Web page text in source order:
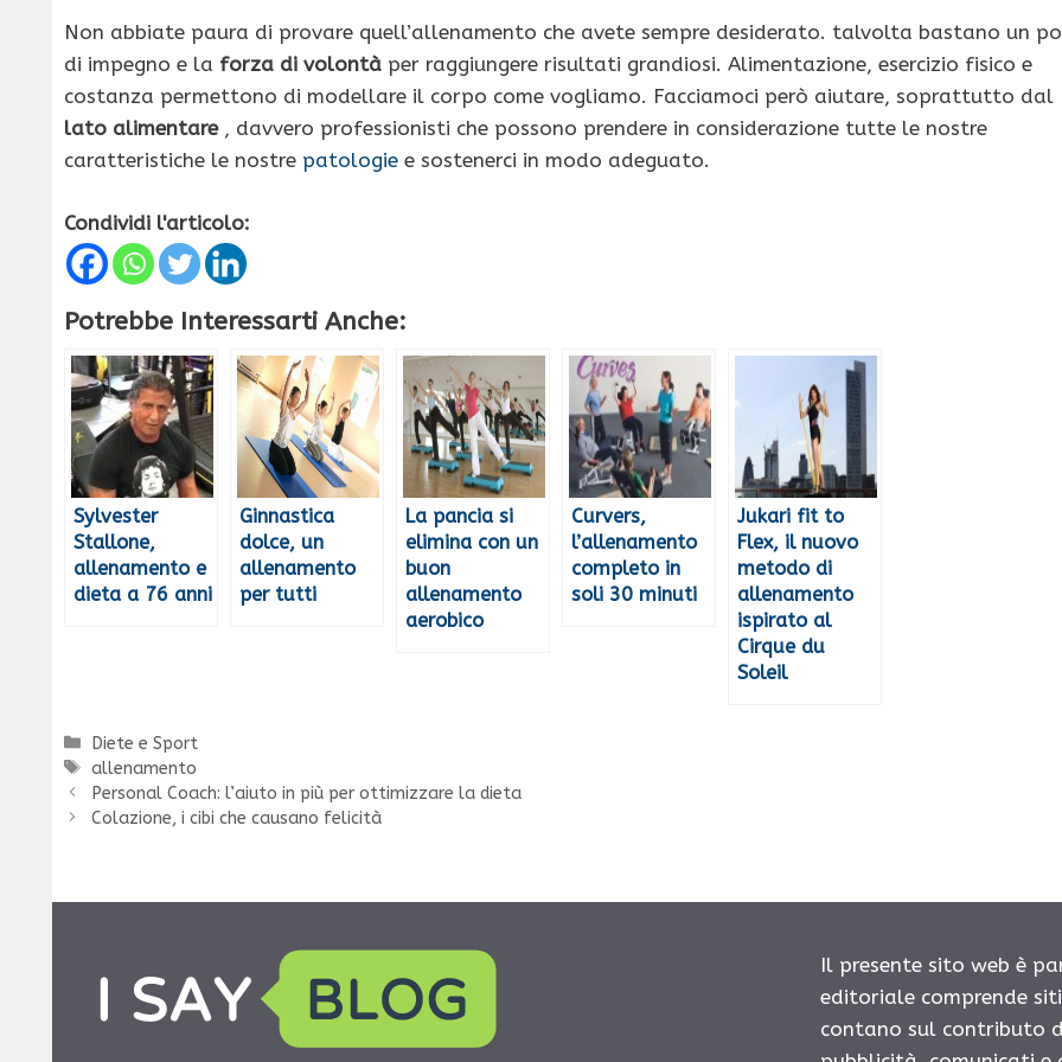
Non abbiate paura di provare quell’allenamento che avete sempre desiderato. talvolta bastano un
di impegno e la forza di volontà per raggiungere risultati grandiosi. Alimentazione, esercizio fisico e
costanza permettono di modellare il corpo come vogliamo. Facciamoci però aiutare, soprattutto dal
lato alimentare, davvero professionisti che possono prendere in considerazione tutte le nostre
caratteristiche le nostre patologie e sostenerci in modo adeguato.
Condividi l'articolo:
Potrebbe Interessarti Anche:
Sylvester
Stallone,
allenamento e
dieta a 76 anni
Ginnastica
dolce, un
allenamento
per tutti
La pancia si
elimina con un
buon
allenamento
aerobico
Curvers,
l’allenamento
completo in
soli 30 minuti
Jukari fit to
Flex, il nuovo
metodo di
allenamento
ispirato al
Cirque du
Soleil
Categorie
Diete e Sport
Tag
allenamento
Personal Coach: l’aiuto in più per ottimizzare la dieta
Colazione, i cibi che causano felicità
Il presente sito web è
editoriale comprende
contano sul contributo